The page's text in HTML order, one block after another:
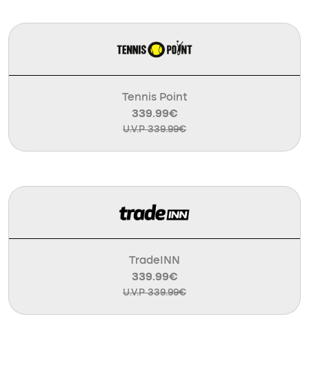
Tennis Point
339.99€
U.V.P 339.99€
TradeINN
339.99€
U.V.P 339.99€